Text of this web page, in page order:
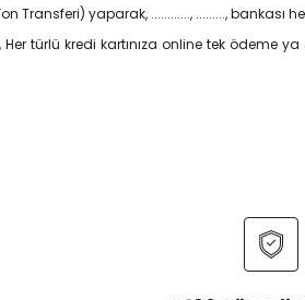
Transferi) yaparak, ............, .........,
Her türlü kredi kartınıza online tek